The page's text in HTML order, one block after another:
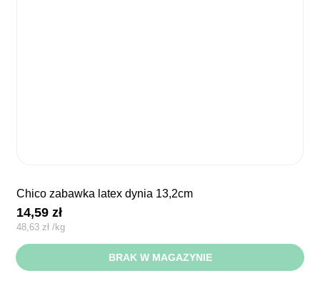
chico zabawka latex dynia 13,2cm
14,59zł
48,63 zł /kg
BRAK W MAGAZYNIE